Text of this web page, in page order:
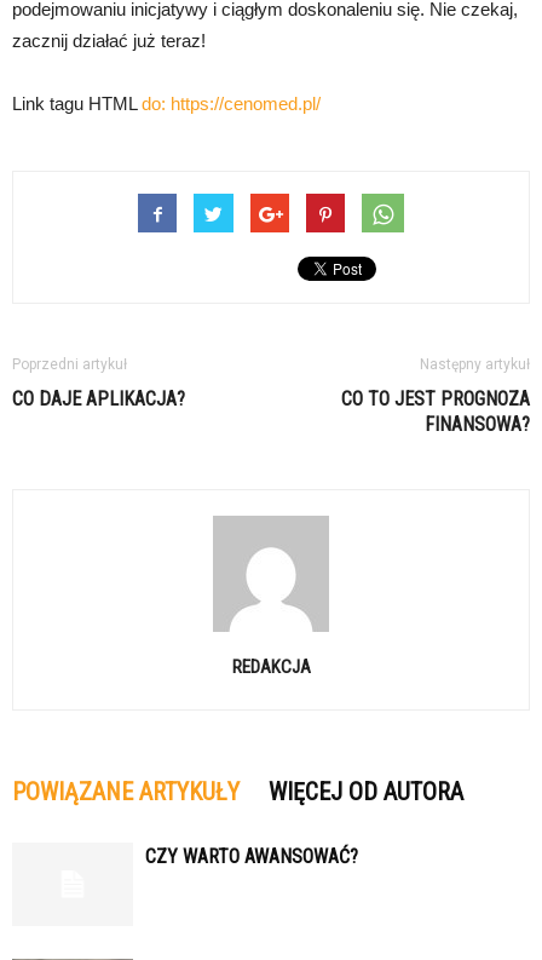
podejmowaniu inicjatywy i ciągłym doskonaleniu się. Nie czekaj,
zacznij działać już teraz!
Link tagu HTMLdo: https://cenomed.pl/
Poprzedni artykuł
CO DAJE APLIKACJA?
Następny artykuł
CO TO JEST PROGNOZA
FINANSOWA?
REDAKCJA
POWIĄZANE ARTYKUŁY WIĘCEJ OD AUTORA
CZY WARTO AWANSOWAĆ?